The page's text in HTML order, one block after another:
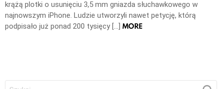
krążą plotki o usunięciu 3,5 mm gniazda słuchawkowego w
najnowszym iPhone. Ludzie utworzyli nawet petycję, którą
podpisało już ponad 200 tysięcy […] MORE
Szukaj: